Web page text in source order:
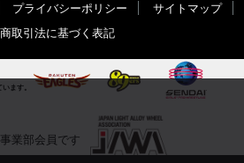
プライバシーポリシー
サイトマップ
取引法に基づく表記
ます。
業部会員です